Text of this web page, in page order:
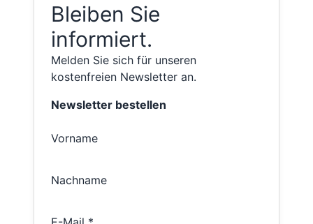
Bleiben Sie
informiert.
Melden Sie sich für unseren
kostenfreien Newsletter an.